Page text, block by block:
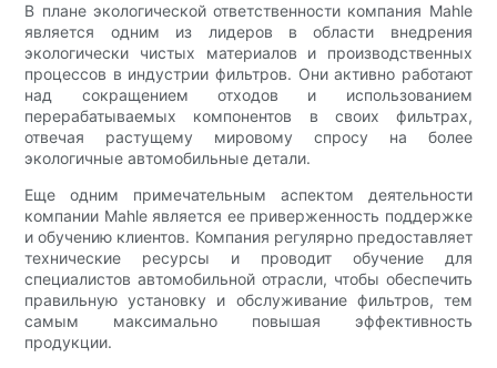
В плане экологической ответственности компания Mahle
является одним из лидеров в области внедрения
экологически чистых материалов и производственных
процессов в индустрии фильтров. Они активно работают
над сокращением отходов и использованием
перерабатываемых компонентов в своих фильтрах,
отвечая растущему мировому спросу на более
экологичные автомобильные детали.
Еще одним примечательным аспектом деятельности
компании Mahle является ее приверженность поддержке
и обучению клиентов. Компания регулярно предоставляет
технические ресурсы и проводит обучение для
специалистов автомобильной отрасли, чтобы обеспечить
правильную установку и обслуживание фильтров, тем
самым максимально повышая эффективность
продукции.